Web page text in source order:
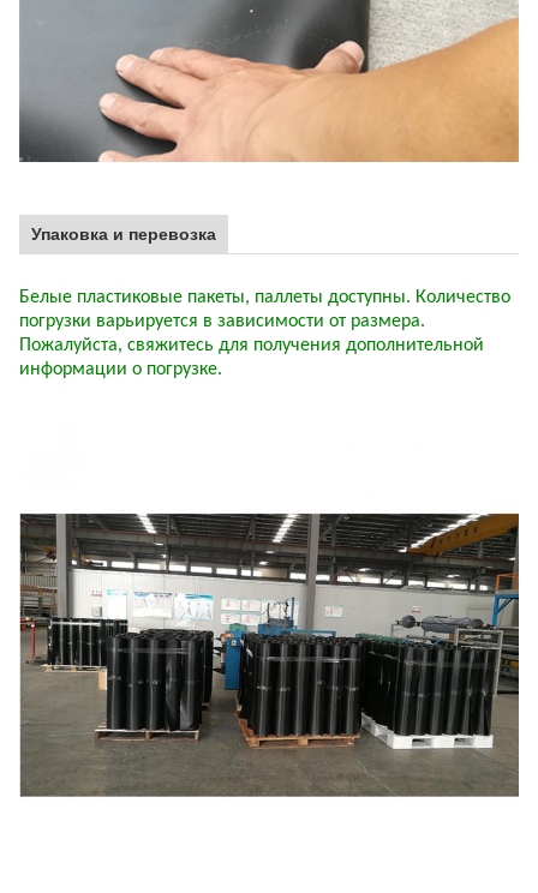
Упаковка и перевозка
Белые пластиковые пакеты, паллеты доступны. Количество
погрузки варьируется в зависимости от размера.
Пожалуйста, свяжитесь для получения дополнительной
информации о погрузке.